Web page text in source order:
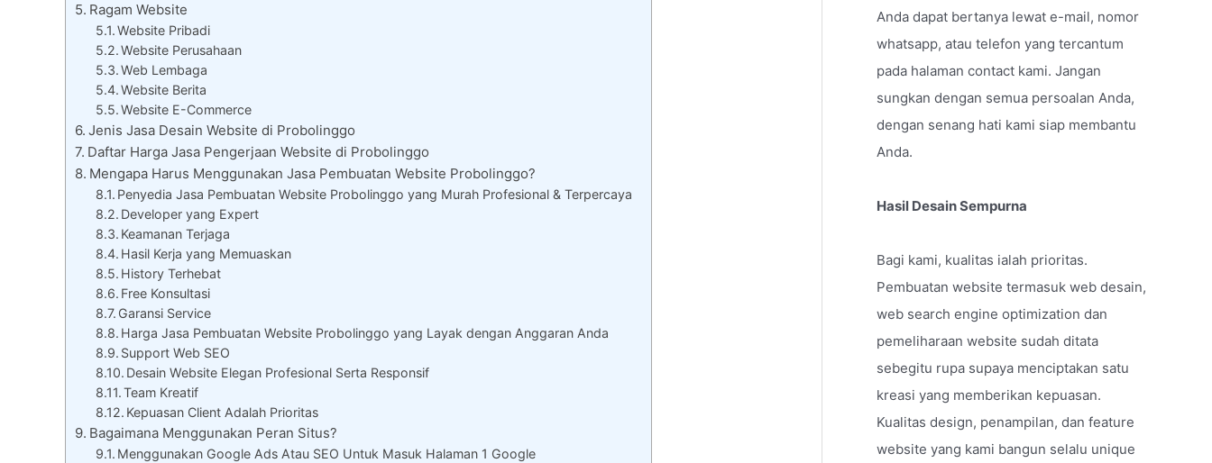
Ragam Website
Website Pribadi
Website Perusahaan
Web Lembaga
Website Berita
Website E-Commerce
Jenis Jasa Desain Website di Probolinggo
Daftar Harga Jasa Pengerjaan Website di Probolinggo
Mengapa Harus Menggunakan Jasa Pembuatan Website Probolinggo?
Penyedia Jasa Pembuatan Website Probolinggo yang Murah Profesional & Terpercaya
Developer yang Expert
Keamanan Terjaga
Hasil Kerja yang Memuaskan
History Terhebat
Free Konsultasi
Garansi Service
Harga Jasa Pembuatan Website Probolinggo yang Layak dengan Anggaran Anda
Support Web SEO
Desain Website Elegan Profesional Serta Responsif
Team Kreatif
Kepuasan Client Adalah Prioritas
Bagaimana Menggunakan Peran Situs?
Menggunakan Google Ads Atau SEO Untuk Masuk Halaman 1 Google
Anda dapat bertanya lewat e-mail, nomor
whatsapp, atau telefon yang tercantum
pada halaman contact kami. Jangan
sungkan dengan semua persoalan Anda,
dengan senang hati kami siap membantu
Anda.
Hasil Desain Sempurna
Bagi kami, kualitas ialah prioritas.
Pembuatan website termasuk web desain,
web search engine optimization dan
pemeliharaan website sudah ditata
sebegitu rupa supaya menciptakan satu
kreasi yang memberikan kepuasan.
Kualitas design, penampilan, dan feature
website yang kami bangun selalu unique